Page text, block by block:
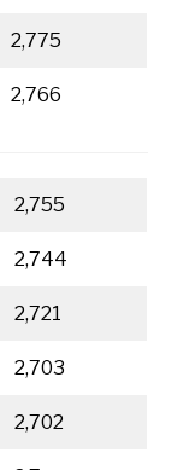
2,775
2,766
2,755
2,744
2,721
2,703
2,702